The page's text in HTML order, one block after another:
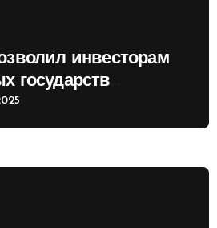
инвесторам
государств